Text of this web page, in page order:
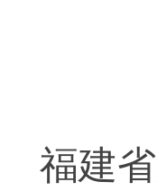
福建